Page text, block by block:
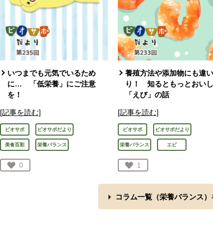
いつまでも元気でいるため
に… 「低栄養」にご注意
を！
[記事を読む]
ビオサポ ビオサポだより
美食百彩 栄養バランス
お気に入り登録：
0
人が登録
養殖方法や添加物にも違
り！ 知るともっとおい
「えび」の話
[記事を読む]
ビオサポ ビオサポだより
栄養バランス エビ
お気に入り登録：
1
人が登録
コラム一覧（栄養バランス